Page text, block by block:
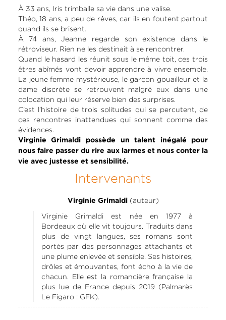
À 33 ans, Iris trimballe sa vie dans une valise.
Théo, 18 ans, a peu de rêves, car ils en foutent partout
quand ils se brisent.
À 74 ans, Jeanne regarde son existence dans le
rétroviseur. Rien ne les destinait à se rencontrer.
Quand le hasard les réunit sous le même toit, ces trois
êtres abîmés vont devoir apprendre à vivre ensemble.
La jeune femme mystérieuse, le garçon gouailleur et la
dame discrète se retrouvent malgré eux dans une
colocation qui leur réserve bien des surprises.
C’est l’histoire de trois solitudes qui se percutent, de
ces rencontres inattendues qui sonnent comme des
évidences.
Virginie Grimaldi possède un talent inégalé pour
nous faire passer du rire aux larmes et nous conter la
vie avec justesse et sensibilité.
Intervenants
Virginie Grimaldi(auteur)
Virginie Grimaldi est née en 1977 à
Bordeaux où elle vit toujours. Traduits dans
plus de vingt langues, ses romans sont
portés par des personnages attachants et
une plume enlevée et sensible. Ses histoires,
drôles et émouvantes, font écho à la vie de
chacun. Elle est la romancière française la
plus lue de France depuis 2019 (Palmarès
Le Figaro : GFK).